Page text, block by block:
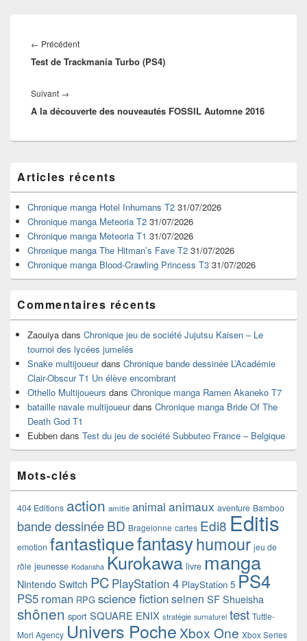
de
l’article
← PrécédentArticle
précédent :
Test de Trackmania Turbo (PS4)
Suivant →
suivant :
A la découverte des nouveautés FOSSIL Automne 2016
principale
de
widget
pour
barre
latérale
Articles récents
Chronique manga Hotel Inhumans T2 31/07/2026
Chronique manga Meteoria T2 31/07/2026
Chronique manga Meteoria T1 31/07/2026
Chronique manga The Hitman’s Fave T2 31/07/2026
Chronique manga Blood-Crawling Princess T3 31/07/2026
Commentaires récents
Zaouiya dans Chronique jeu de société Jujutsu Kaisen – Le
tournoi des lycées jumelés
Snake multijoueurdans Chronique bande dessinée L’Académie
Clair-Obscur T1 Un élève encombrant
Othello Multijoueurs dans Chronique manga Ramen Akaneko T7
bataille navale multijoueurdans Chronique manga Bride Of The
Death God T1
Eubben dans Test du jeu de société Subbuteo France – Belgique
Mots-clés
404 Editions action amitie animal animaux aventure Bamboo
bande dessinéeBD Bragelonne cartes Edi8 Editis
emotion fantastiquefantasyhumour jeu de
rôle jeunesse Kodansha Kurokawa livre manga
Nintendo Switch PC PlayStation 4 PlayStation 5 PS4
PS5 roman RPG science fictionseinen SF Shueisha
shônen sport SQUARE ENIX stratégie surnaturel test Tuttle-
Mori Agency Univers Poche Xbox One Xbox Series